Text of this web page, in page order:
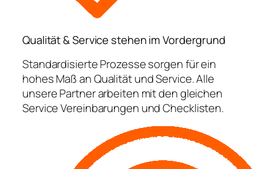
Qualität & Service stehen im Vordergrund
Standardisierte Prozesse sorgen für ein
hohes Maß an Qualität und Service. Alle
unsere Partner arbeiten mit den gleichen
Service Vereinbarungen und Checklisten.